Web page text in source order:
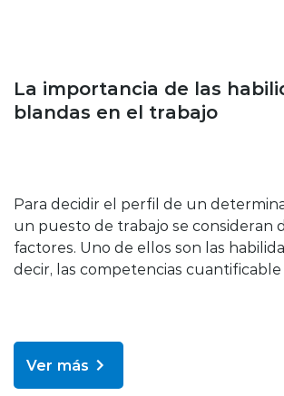
La importancia de las
blandas en el trabajo
Para decidir el perfil de un
un puesto de trabajo se consideran
factores. Uno de ellos son las
decir, las competencias cuantificable
Ver más